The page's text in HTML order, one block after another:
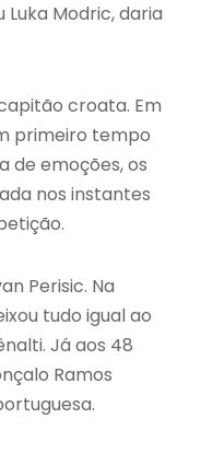
Modric, daria
croata. Em
primeiro tempo
de emoções, os
nos instantes
Perisic. Na
tudo igual ao
Já aos 48
Ramos